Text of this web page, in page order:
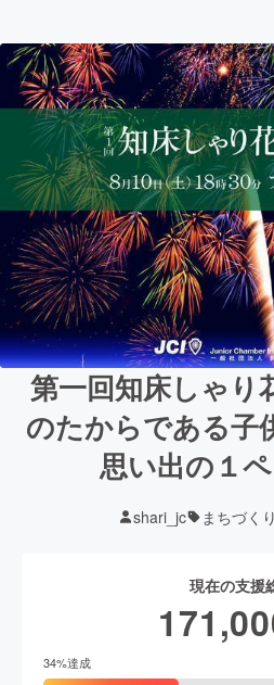
第一回知床しゃ
のたからである子
思い出の１
shari_jc まちづく
現在の支援
34%達成